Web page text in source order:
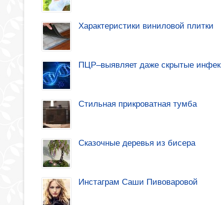
Характеристики виниловой плитки
ПЦР–выявляет даже скрытые
Стильная прикроватная тумба
Сказочные деревья из бисера
Инстаграм Саши Пивоваровой